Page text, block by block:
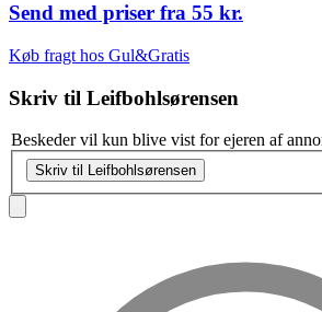
Send med priser fra 55 kr.
Køb fragt hos Gul&Gratis
Skriv til Leifbohlsørensen
Beskeder vil kun blive vist for ejeren af
Skriv til Leifbohlsørensen